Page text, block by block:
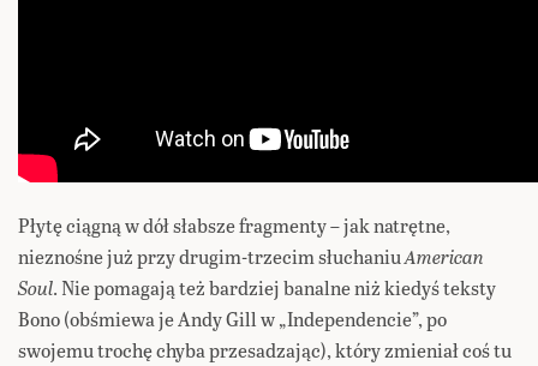
Płytę ciągną w dół słabsze fragmenty – jak natrętne,
nieznośne już przy drugim-trzecim słuchaniuAmerican
Soul. Nie pomagają też bardziej banalne niż kiedyś teksty
Bono (obśmiewa je Andy Gill w „Independencie”, po
swojemu trochę chyba przesadzając), który zmieniał coś tu